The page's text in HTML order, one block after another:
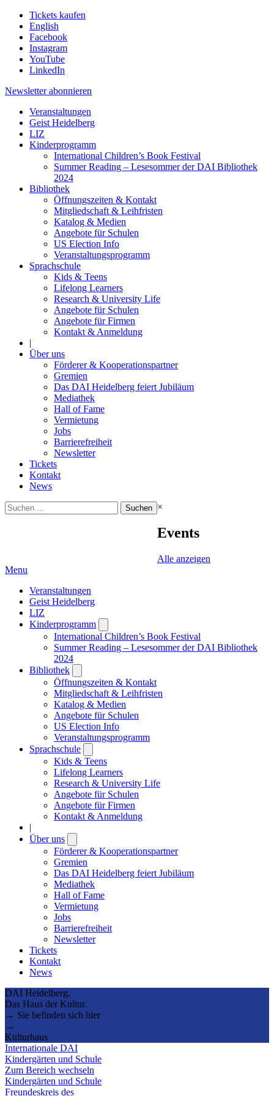
Tickets kaufen
English
Facebook
Instagram
YouTube
LinkedIn
Newsletter abonnieren
Veranstaltungen
Geist Heidelberg
LIZ
Kinderprogramm
International Children’s Book Festival
Summer Reading – Lesesommer der DAI Bibliothek
2024
Bibliothek
Öffnungszeiten & Kontakt
Mitgliedschaft & Leihfristen
Katalog & Medien
Angebote für Schulen
US Election Info
Veranstaltungsprogramm
Sprachschule
Kids & Teens
Lifelong Learners
Research & University Life
Angebote für Schulen
Angebote für Firmen
Kontakt & Anmeldung
|
Über uns
Förderer & Kooperationspartner
Gremien
Das DAI Heidelberg feiert Jubiläum
Mediathek
Hall of Fame
Vermietung
Jobs
Barrierefreiheit
Newsletter
Tickets
Kontakt
News
Suchen
nach:
×
Events
Alle anzeigen
Menu
Veranstaltungen
Geist Heidelberg
LIZ
Kinderprogramm
submenu
International Children’s Book Festival
Summer Reading – Lesesommer der DAI Bibliothek
2024
Bibliothek
submenu
Öffnungszeiten & Kontakt
Mitgliedschaft & Leihfristen
Katalog & Medien
Angebote für Schulen
US Election Info
Veranstaltungsprogramm
Sprachschule
submenu
Kids & Teens
Lifelong Learners
Research & University Life
Angebote für Schulen
Angebote für Firmen
Kontakt & Anmeldung
|
Über uns
submenu
Förderer & Kooperationspartner
Gremien
Das DAI Heidelberg feiert Jubiläum
Mediathek
Hall of Fame
Vermietung
Jobs
Barrierefreiheit
Newsletter
Tickets
Kontakt
News
DAI Heidelberg.
Das Haus der Kultur.
→ Sie befinden sich hier
→
Kulturhaus
Internationale DAI
Kindergärten und Schule
Zum Bereich wechseln
Kindergärten und Schule
Freundeskreis des